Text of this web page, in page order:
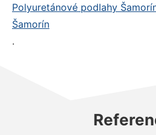
Polyuretánové podlahy
Šamorín
.